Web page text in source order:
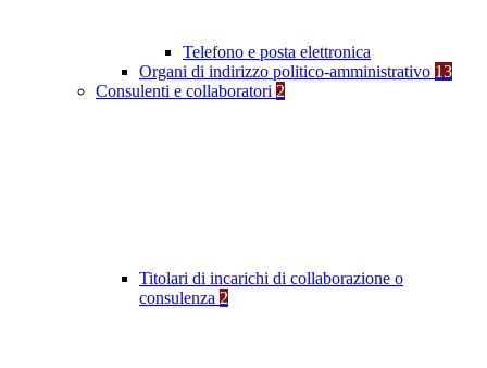
Telefono e posta elettronica
Organi di indirizzo politico-amministrativo 13
Consulenti e collaboratori 2
Titolari di incarichi di collaborazione o
consulenza 2